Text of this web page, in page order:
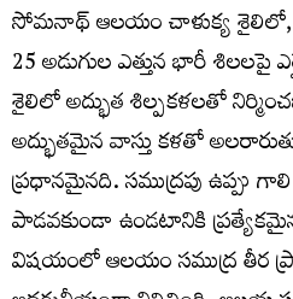
సోమనాథ్ ఆలయం చాళుక్య శైలిలో,
25 అడుగుల ఎత్తున భారీ శిలలపై
శైలిలో అద్భుత శిల్పకళలతో
అద్భుతమైన వాస్తు కళతో
ప్రధానమైనది. సముద్రపు ఉప్పు
పాడవకుండా ఉండటానికి
విషయంలో ఆలయం సముద్ర తీర